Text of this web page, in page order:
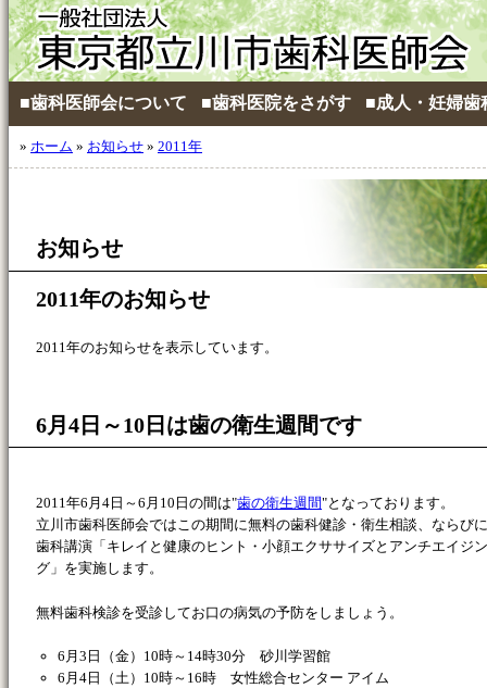
■歯科医師会について ■歯科医院をさがす ■成人・妊婦歯
» ホーム » お知らせ » 2011年
お知らせ
2011年のお知らせ
2011年のお知らせを表示しています。
6月4日～10日は歯の衛生週間です
2011年6月4日～6月10日の間は"歯の衛生週間"となっております。
立川市歯科医師会ではこの期間に無料の歯科健診・衛生相談、ならびに
歯科講演「キレイと健康のヒント・小顔エクササイズとアンチエイジン
グ」を実施します。
無料歯科検診を受診してお口の病気の予防をしましょう。
6月3日（金）10時～14時30分 砂川学習館
6月4日（土）10時～16時 女性総合センター アイム